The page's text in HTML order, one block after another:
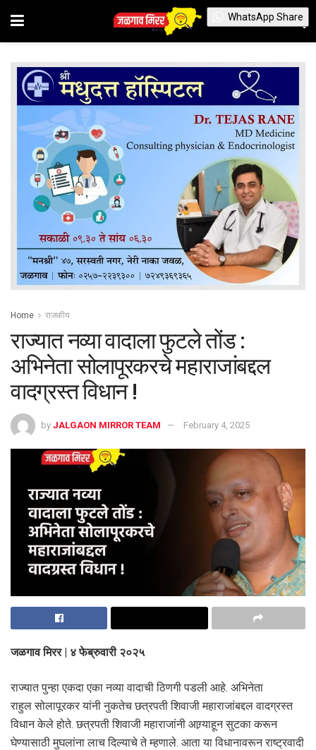
Home राजकीय
राज्यात नव्या वादाला फुटले तोंड :
अभिनेता सोलापूरकरचे महाराजांबद्दल
वादग्रस्त विधान !
by JALGAON MIRROR TEAM February 4, 2025
जळगाव मिरर | ४ फेब्रुवारी २०२५
राज्यात पुन्हा एकदा एका नव्या वादाची ठिणगी पडली आहे. अभिनेता
राहुल सोलापूरकर यांनी नुकतेच छत्रपती शिवाजी महाराजांबद्दल वादग्रस्त
विधान केले होते. छत्रपती शिवाजी महाराजांनी आग्र्याहून सुटका करून
घेण्यासाठी मुघलांना लाच दिल्याचे ते म्हणाले. आता या विधानावरून राष्ट्रवादी
WhatsApp Share